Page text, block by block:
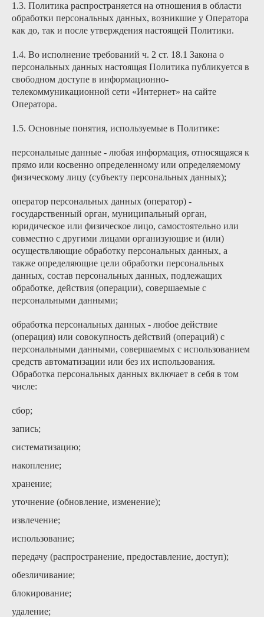
1.3. Политика распространяется на отношения в области
обработки персональных данных, возникшие у Оператора
как до, так и после утверждения настоящей Политики.
1.4. Во исполнение требований ч. 2 ст. 18.1 Закона о
персональных данных настоящая Политика публикуется в
свободном доступе в информационно-
телекоммуникационной сети «Интернет» на сайте
Оператора.
1.5. Основные понятия, используемые в Политике:
персональные данные - любая информация, относящаяся к
прямо или косвенно определенному или определяемому
физическому лицу (субъекту персональных данных);
оператор персональных данных (оператор) -
государственный орган, муниципальный орган,
юридическое или физическое лицо, самостоятельно или
совместно с другими лицами организующие и (или)
осуществляющие обработку персональных данных, а
также определяющие цели обработки персональных
данных, состав персональных данных, подлежащих
обработке, действия (операции), совершаемые с
персональными данными;
обработка персональных данных - любое действие
(операция) или совокупность действий (операций) с
персональными данными, совершаемых с использованием
средств автоматизации или без их использования.
Обработка персональных данных включает в себя в том
числе:
сбор;
запись;
систематизацию;
накопление;
хранение;
уточнение (обновление, изменение);
извлечение;
использование;
передачу (распространение, предоставление, доступ);
обезличивание;
блокирование;
удаление;